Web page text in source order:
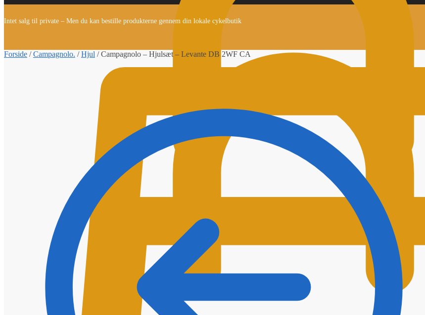
Intet salg til private – Men du kan bestille produkterne gennem din lokale cykelbutik
Forside /Campagnolo. /Hjul /Campagnolo – Hjulsæt – Levante DB 2WF CA